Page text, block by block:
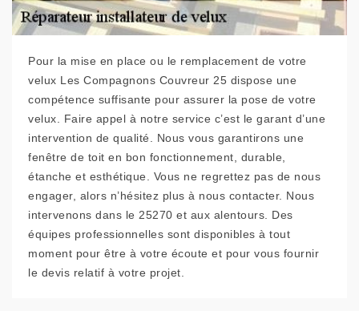
Pour la mise en place ou le remplacement de votre
velux Les Compagnons Couvreur 25 dispose une
compétence suffisante pour assurer la pose de votre
velux. Faire appel à notre service c’est le garant d’une
intervention de qualité. Nous vous garantirons une
fenêtre de toit en bon fonctionnement, durable,
étanche et esthétique. Vous ne regrettez pas de nous
engager, alors n’hésitez plus à nous contacter. Nous
intervenons dans le 25270 et aux alentours. Des
équipes professionnelles sont disponibles à tout
moment pour être à votre écoute et pour vous fournir
le devis relatif à votre projet.